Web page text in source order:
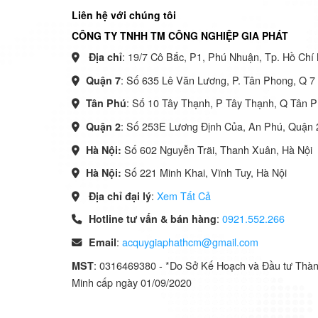
Liên hệ với chúng tôi
CÔNG TY TNHH TM CÔNG NGHIỆP GIA PHÁT
Địa chỉ: 19/7 Cô Bắc, P1, Phú Nhuận, Tp. Hồ Chí
Quận 7: Số 635 Lê Văn Lương, P. Tân Phong, Q 7
Tân Phú: Số 10 Tây Thạnh, P Tây Thạnh, Q Tân
Quận 2: Số 253E Lương Định Của, An Phú, Quận
Hà Nội: Số 602 Nguyễn Trãi, Thanh Xuân, Hà Nội
Hà Nội: Số 221 Minh Khai, Vĩnh Tuy, Hà Nội
Địa chỉ đại lý: Xem Tất Cả
Hotline tư vấn & bán hàng: 0921.552.266
Email: acquygiaphathcm@gmail.com
MST: 0316469380 - *Do Sở Kế Hoạch và Đầu tư
Minh cấp ngày 01/09/2020